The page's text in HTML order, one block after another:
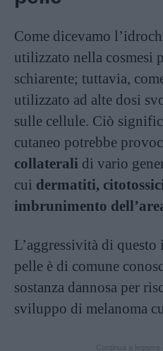
Come dicevamo
utilizzato nella cosmesi
schiarente; tuttavia,
utilizzato ad alte dosi
sulle cellule. Ciò
cutaneo potrebbe
collaterali di vario
cui dermatiti,
imbrunimento
L’aggressività di
pelle è di comune
sostanza dannosa per
sviluppo di melanoma